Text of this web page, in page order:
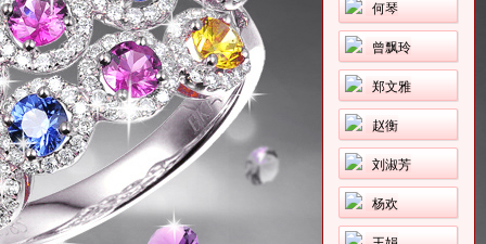
何琴
曾飘玲
郑文雅
赵衡
刘淑芳
杨欢